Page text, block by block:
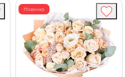
Новинка